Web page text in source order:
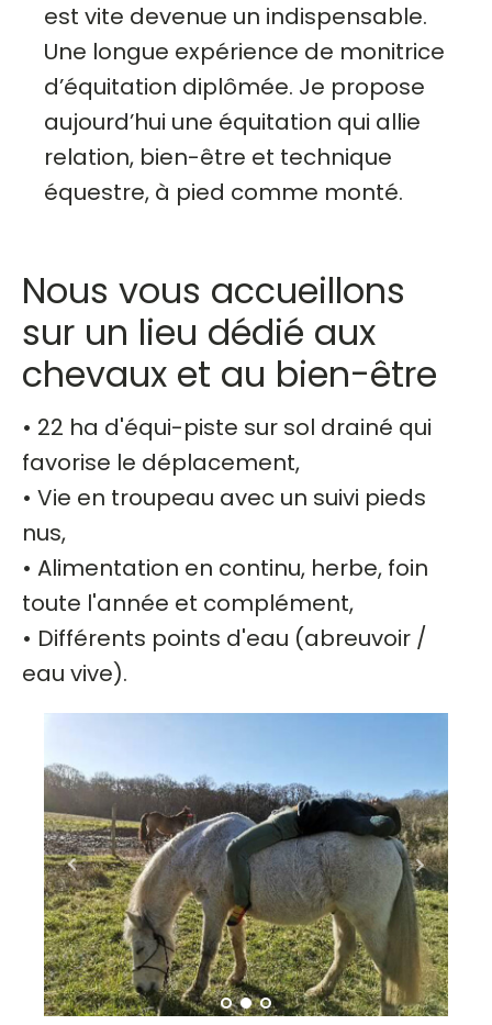
est vite devenue un indispensable.
Une longue expérience de monitrice
d’équitation diplômée. Je propose
aujourd’hui une équitation qui allie
relation, bien-être et technique
équestre, à pied comme monté.
Nous vous accueillons
sur un lieu dédié aux
chevaux et au bien-être
• 22 ha d'équi-piste sur sol drainé qui
favorise le déplacement,
• Vie en troupeau avec un suivi pieds
nus,
• Alimentation en continu, herbe, foin
toute l'année et complément,
• Différents points d'eau (abreuvoir /
eau vive).